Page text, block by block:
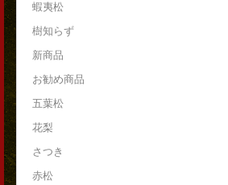
蝦夷松
樹知らず
新商品
お勧め商品
五葉松
花梨
さつき
赤松